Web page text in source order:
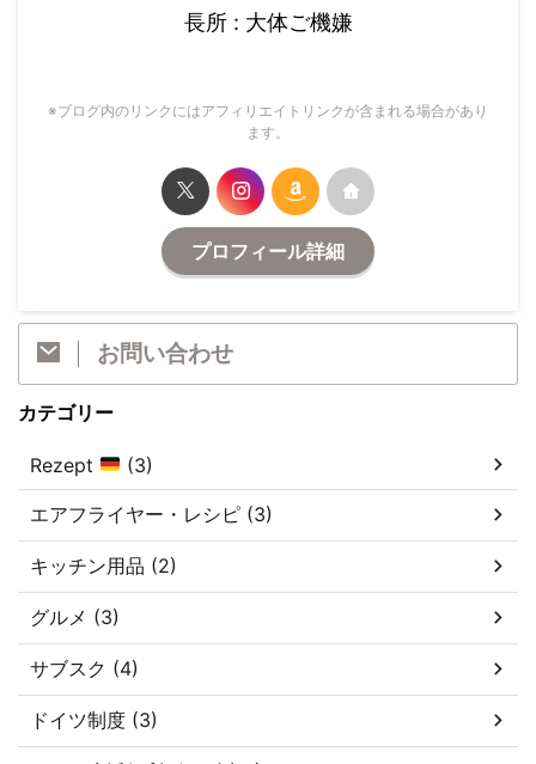
長所 : 大体ご機嫌
※ブログ内のリンクにはアフィリエイトリンクが含まれる場合があり
ます。
プロフィール詳細
お問い合わせ
カテゴリー
Rezept (3)
エアフライヤー・レシピ (3)
キッチン用品 (2)
グルメ (3)
サブスク (4)
ドイツ制度 (3)